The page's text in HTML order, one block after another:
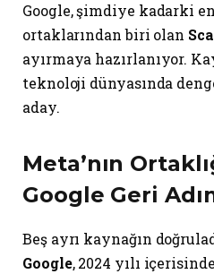
Google, şimdiye kadarki
ortaklarından biri olan
ayırmaya hazırlanıyor.
teknoloji dünyasında
aday.
Meta’nın
Google Geri
Beş ayrı kaynağın
Google, 2024 yılı